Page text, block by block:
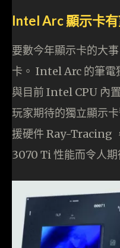
Intel Arc 顯示卡
要數今年顯示卡的大
卡。 Intel Arc 的筆電
與目前 Intel CPU 內
玩家期待的獨立顯示
援硬件 Ray-Tracing
3070 Ti 性能而令人期